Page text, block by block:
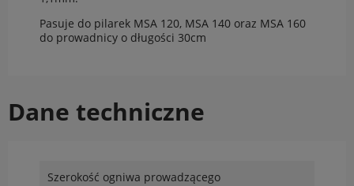
Pasuje do pilarek MSA 120, MSA 140 oraz MSA 160
do prowadnicy o długości 30cm
Dane techniczne
Szerokość ogniwa prowadzącego